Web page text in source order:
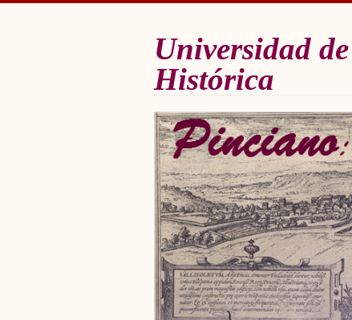
Universidad
Histórica